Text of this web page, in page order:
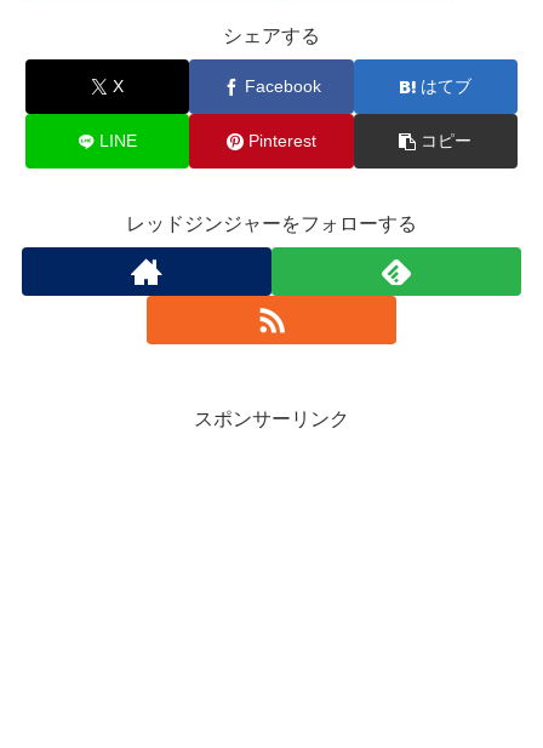
シェアする
X Facebook はてブ
LINE Pinterest コピー
レッドジンジャーをフォローする
スポンサーリンク